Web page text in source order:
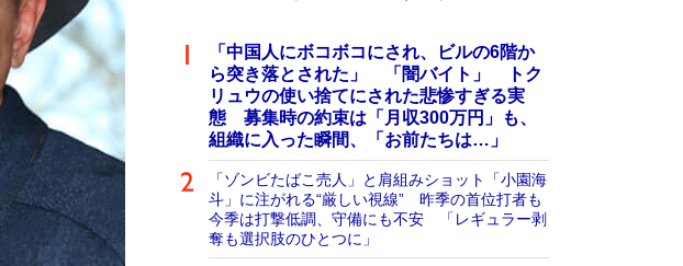
「中国人にボコボコにされ、ビルの6階か
ら突き落とされた」 「闇バイト」 トク
リュウの使い捨てにされた悲惨すぎる実
態 募集時の約束は「月収300万円」も、
組織に入った瞬間、「お前たちは…」
「ゾンビたばこ売人」と肩組みショット「小園海
斗」に注がれる“厳しい視線” 昨季の首位打者も
今季は打撃低調、守備にも不安 「レギュラー剥
奪も選択肢のひとつに」